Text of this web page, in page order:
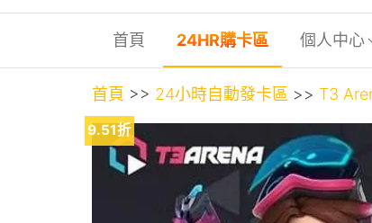
首頁 24HR購卡區 個人中心
首頁 >> 24小時自動發卡區 >> T3
9.51折